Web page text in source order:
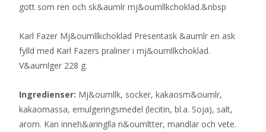
gott som ren och sk&aumlr mj&oumllkchoklad.&nbsp
Karl Fazer Mj&oumllkchoklad Presentask &aumlr en ask
fylld med Karl Fazers praliner i mj&oumllkchoklad.
V&aumlger 228 g.
Ingredienser: Mj&oumllk, socker, kakaosm&oumlr,
kakaomassa, emulgeringsmedel (lecitin, bl.a. Soja), salt,
arom. Kan inneh&aringlla n&oumltter, mandlar och vete.